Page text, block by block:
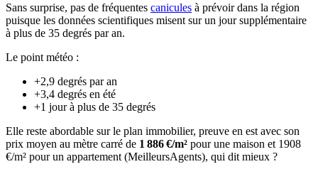
Sans surprise, pas de fréquentes canicules à prévoir dans la région
puisque les données scientifiques misent sur un jour supplémentaire
à plus de 35 degrés par an.
Le point météo :
+2,9 degrés par an
+3,4 degrés en été
+1 jour à plus de 35 degrés
Elle reste abordable sur le plan immobilier, preuve en est avec son
prix moyen au mètre carré de 1 886 €/m² pour une maison et 1908
€/m² pour un appartement (MeilleursAgents), qui dit mieux ?